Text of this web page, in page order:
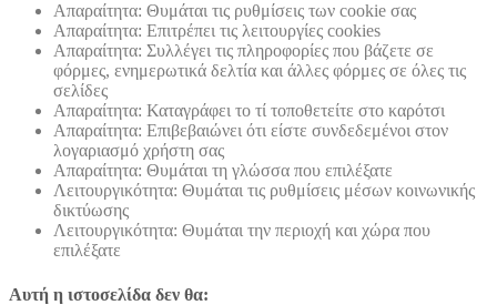
Απαραίτητα: Θυμάται τις ρυθμίσεις των cookie σας
Απαραίτητα: Επιτρέπει τις λειτουργίες cookies
Απαραίτητα: Συλλέγει τις πληροφορίες που βάζετε σε
φόρμες, ενημερωτικά δελτία και άλλες φόρμες σε όλες τις
σελίδες
Απαραίτητα: Καταγράφει το τί τοποθετείτε στο καρότσι
Απαραίτητα: Επιβεβαιώνει ότι είστε συνδεδεμένοι στον
λογαριασμό χρήστη σας
Απαραίτητα: Θυμάται τη γλώσσα που επιλέξατε
Λειτουργικότητα: Θυμάται τις ρυθμίσεις μέσων κοινωνικής
δικτύωσης
Λειτουργικότητα: Θυμάται την περιοχή και χώρα που
επιλέξατε
Αυτή η ιστοσελίδα δεν θα: